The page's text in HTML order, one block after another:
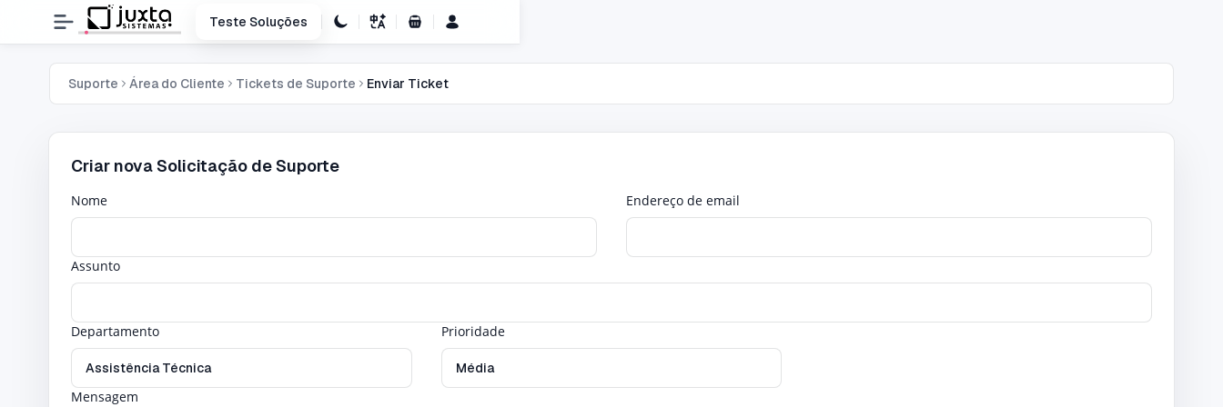
Teste Soluções
Carrinho de Compras
Suporte Área do Cliente Tickets de Suporte Enviar Ticket
Criar nova Solicitação de Suporte
Nome Endereço de email
Assunto
Departamento Prioridade
Mensagem